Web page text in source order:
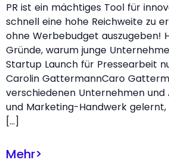
PR ist ein mächtiges Tool für
schnell eine hohe Reichweite zu
ohne Werbebudget auszugeben!
Gründe, warum junge
Startup Launch für Pressearbeit
Carolin GattermannCaro
verschiedenen Unternehmen und
und Marketing-Handwerk gelernt,
[…]
Mehr>